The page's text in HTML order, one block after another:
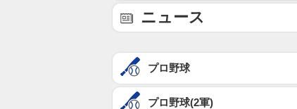
ニュース
プロ野球
プロ野球(2軍)